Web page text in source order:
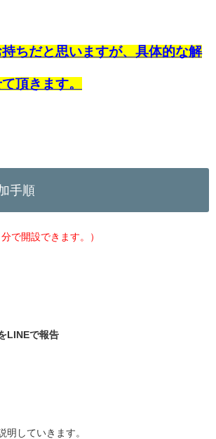
ちだと思いますが、具体的な解
頂きます。
手順
分で開設できます。）
LINEで報告
明していきます。